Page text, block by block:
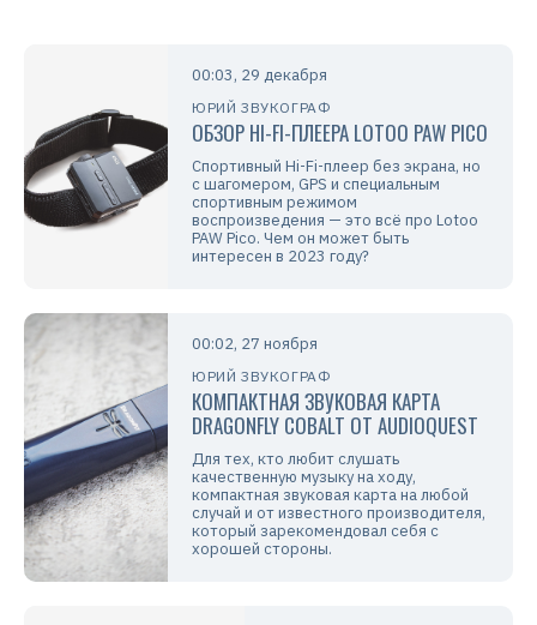
00:03, 29 декабря
ЮРИЙ ЗВУКОГРАФ
ОБЗОР HI-FI-ПЛЕЕРА LOTOO PAW PICO
Спортивный Hi-Fi-плеер без экрана, но
с шагомером, GPS и специальным
спортивным режимом
воспроизведения — это всё про Lotoo
PAW Pico. Чем он может быть
интересен в 2023 году?
00:02, 27 ноября
ЮРИЙ ЗВУКОГРАФ
КОМПАКТНАЯ ЗВУКОВАЯ КАРТА
DRAGONFLY COBALT ОТ AUDIOQUEST
Для тех, кто любит слушать
качественную музыку на ходу,
компактная звуковая карта на любой
случай и от известного производителя,
который зарекомендовал себя с
хорошей стороны.